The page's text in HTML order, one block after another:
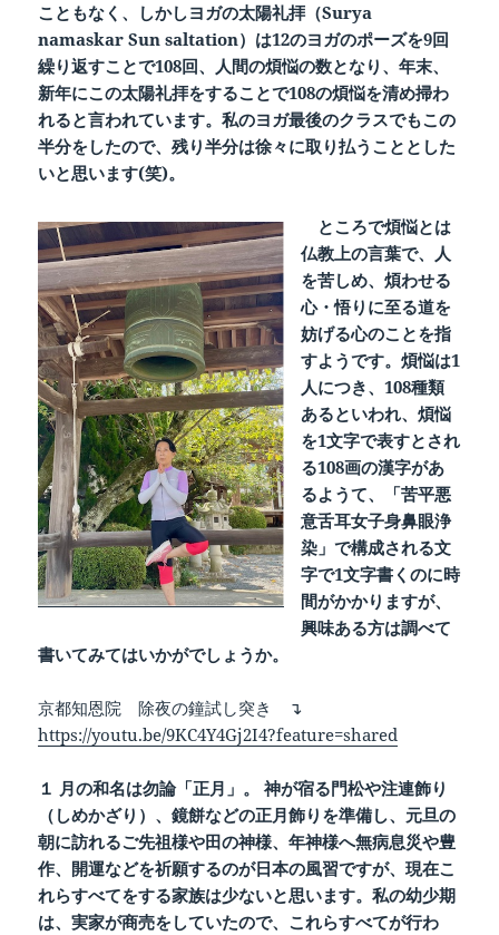
こともなく、しかしヨガの太陽礼拝（Surya
namaskar Sun saltation）は12のヨガのポーズを9回
繰り返すことで108回、人間の煩悩の数となり、年末、
新年にこの太陽礼拝をすることで108の煩悩を清め掃わ
れると言われています。私のヨガ最後のクラスでもこの
半分をしたので、残り半分は徐々に取り払うこととした
いと思います(笑)。
ところで煩悩とは
仏教上の言葉で、人
を苦しめ、煩わせる
心・悟りに至る道を
妨げる心のことを指
すようです。煩悩は1
人につき、108種類
あるといわれ、煩悩
を1文字で表すとされ
る108画の漢字があ
るようて、「苦平悪
意舌耳女子身鼻眼浄
染」で構成される文
字で1文字書くのに時
間がかかりますが、
興味ある方は調べて
書いてみてはいかがでしょうか。
京都知恩院 除夜の鐘試し突き ↴
https://youtu.be/9KC4Y4Gj2I4?feature=shared
１ 月の和名は勿論「正月」。 神が宿る門松や注連飾り
（しめかざり）、鏡餅などの正月飾りを準備し、元旦の
朝に訪れるご先祖様や田の神様、年神様へ無病息災や豊
作、開運などを祈願するのが日本の風習ですが、現在こ
れらすべてをする家族は少ないと思います。私の幼少期
は、実家が商売をしていたので、これらすべてが行わ